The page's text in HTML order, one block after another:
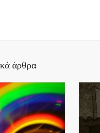
άρθρα